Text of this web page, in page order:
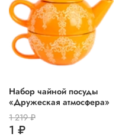
Набор чайной посуды
«Дружеская атмосфера»
1 219 ₽
1 ₽